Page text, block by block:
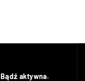
Bądź aktywna.